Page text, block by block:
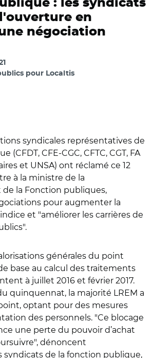
: les syndicats
en
négociation
pour Localtis
syndicales représentatives de
(CFDT, CFE-CGC, CFTC, CGT, FA
et UNSA) ont réclamé ce 12
à la ministre de la
de la Fonction publiques,
pour augmenter la
et "améliorer les carrières de
générales du point
base au calcul des traitements
à juillet 2016 et février 2017.
quinquennat, la majorité LREM a
optant pour des mesures
des personnels. "Ce blocage
une perte du pouvoir d’achat
dénoncent
de la fonction publique,